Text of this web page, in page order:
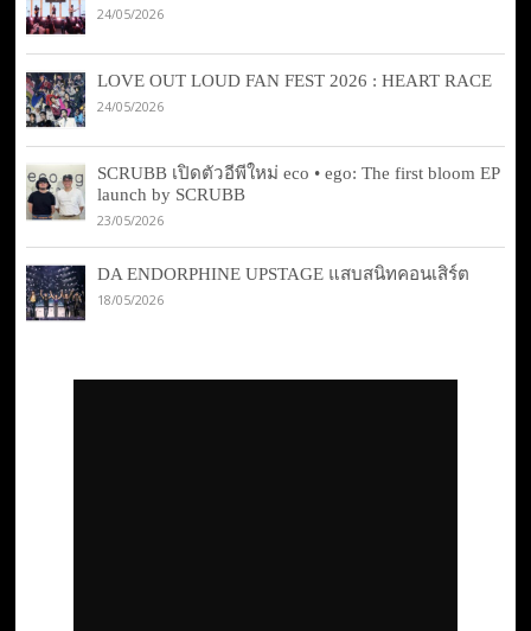
24/05/2026
LOVE OUT LOUD FAN FEST 2026 : HEART RACE
24/05/2026
SCRUBB เปิดตัวอีพีใหม่ eco • ego: The first bloom EP
launch by SCRUBB
23/05/2026
DA ENDORPHINE UPSTAGE แสบสนิทคอนเสิร์ต
18/05/2026